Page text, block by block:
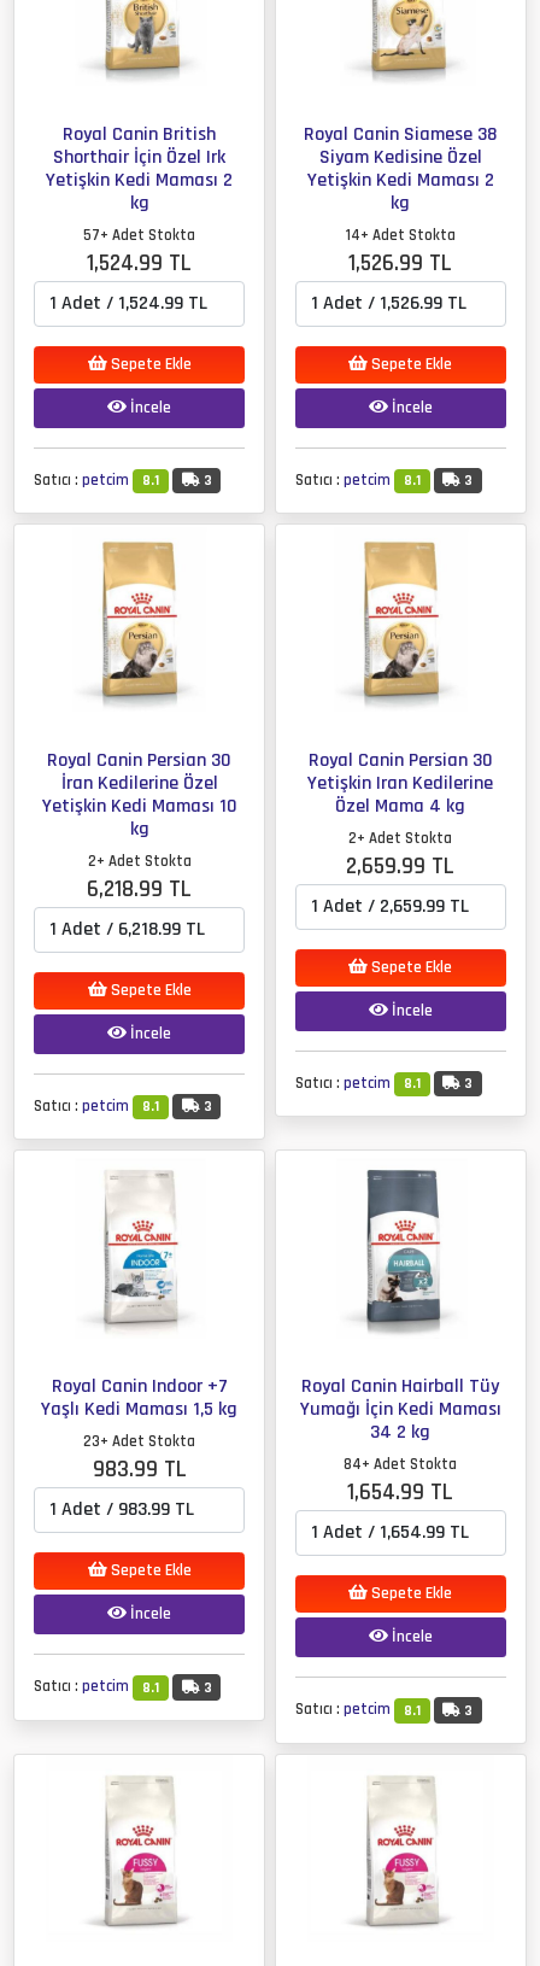
Royal Canin British
Shorthair İçin Özel Irk
Yetişkin Kedi Maması 2
kg
57+ Adet Stokta
1,524.99 TL
Sepete Ekle
İncele
Satıcı :petcim 8.1 3
Royal Canin Siamese 38
Siyam Kedisine Özel
Yetişkin Kedi Maması 2
kg
14+ Adet Stokta
1,526.99 TL
Sepete Ekle
İncele
Satıcı : petcim 8.1 3
Royal Canin Persian 30
İran Kedilerine Özel
Yetişkin Kedi Maması 10
kg
2+ Adet Stokta
6,218.99 TL
Sepete Ekle
İncele
Satıcı :petcim 8.1 3
Royal Canin Persian 30
Yetişkin Iran Kedilerine
Özel Mama 4 kg
2+ Adet Stokta
2,659.99 TL
Sepete Ekle
İncele
Satıcı : petcim 8.1 3
Royal Canin Indoor +7
Yaşlı Kedi Maması 1,5 kg
23+ Adet Stokta
983.99 TL
Sepete Ekle
İncele
Satıcı :petcim 8.1 3
Royal Canin Hairball Tüy
Yumağı İçin Kedi Maması
34 2 kg
84+ Adet Stokta
1,654.99 TL
Sepete Ekle
İncele
Satıcı : petcim 8.1 3